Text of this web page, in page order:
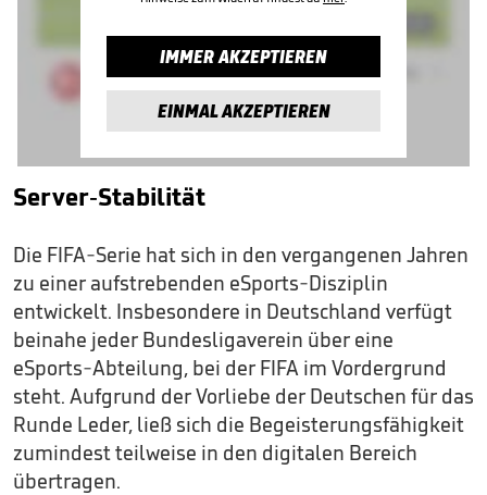
IMMER AKZEPTIEREN
EINMAL AKZEPTIEREN
Server-Stabilität
Die FIFA-Serie hat sich in den vergangenen Jahren
zu einer aufstrebenden eSports-Disziplin
entwickelt. Insbesondere in Deutschland verfügt
beinahe jeder Bundesligaverein über eine
eSports-Abteilung, bei der FIFA im Vordergrund
steht. Aufgrund der Vorliebe der Deutschen für das
Runde Leder, ließ sich die Begeisterungsfähigkeit
zumindest teilweise in den digitalen Bereich
übertragen.